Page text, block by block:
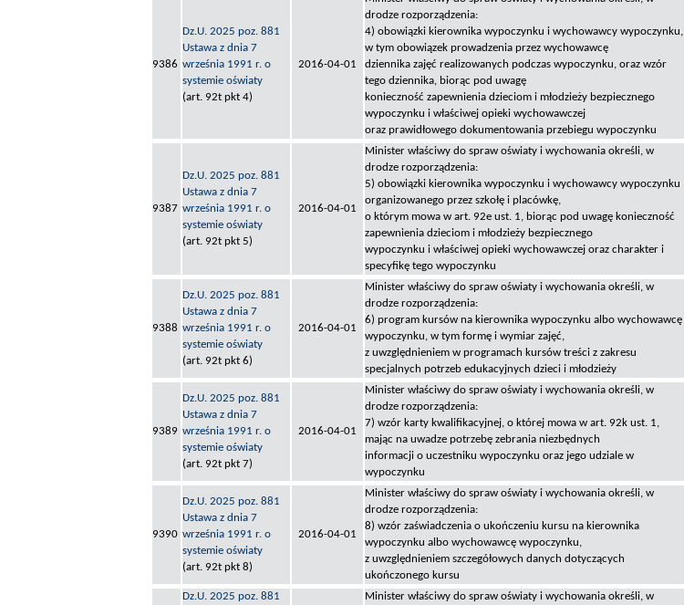
9386
Dz.U. 2025 poz. 881
Ustawa z dnia 7
września 1991 r. o
systemie oświaty
(art. 92t pkt 4)
2016-04-01
drodze rozporządzenia:
4) obowiązki kierownika wypoczynku i wychowawcy wypoczynku,
w tym obowiązek prowadzenia przez wychowawcę
dziennika zajęć realizowanych podczas wypoczynku, oraz wzór
tego dziennika, biorąc pod uwagę
konieczność zapewnienia dzieciom i młodzieży bezpiecznego
wypoczynku i właściwej opieki wychowawczej
oraz prawidłowego dokumentowania przebiegu wypoczynku
9387
Dz.U. 2025 poz. 881
Ustawa z dnia 7
września 1991 r. o
systemie oświaty
(art. 92t pkt 5)
2016-04-01
Minister właściwy do spraw oświaty i wychowania określi, w
drodze rozporządzenia:
5) obowiązki kierownika wypoczynku i wychowawcy wypoczynku
organizowanego przez szkołę i placówkę,
o którym mowa w art. 92e ust. 1, biorąc pod uwagę konieczność
zapewnienia dzieciom i młodzieży bezpiecznego
wypoczynku i właściwej opieki wychowawczej oraz charakter i
specyfikę tego wypoczynku
9388
Dz.U. 2025 poz. 881
Ustawa z dnia 7
września 1991 r. o
systemie oświaty
(art. 92t pkt 6)
2016-04-01
Minister właściwy do spraw oświaty i wychowania określi, w
drodze rozporządzenia:
6) program kursów na kierownika wypoczynku albo wychowawcę
wypoczynku, w tym formę i wymiar zajęć,
z uwzględnieniem w programach kursów treści z zakresu
specjalnych potrzeb edukacyjnych dzieci i młodzieży
9389
Dz.U. 2025 poz. 881
Ustawa z dnia 7
września 1991 r. o
systemie oświaty
(art. 92t pkt 7)
2016-04-01
Minister właściwy do spraw oświaty i wychowania określi, w
drodze rozporządzenia:
7) wzór karty kwalifikacyjnej, o której mowa w art. 92k ust. 1,
mając na uwadze potrzebę zebrania niezbędnych
informacji o uczestniku wypoczynku oraz jego udziale w
wypoczynku
9390
Dz.U. 2025 poz. 881
Ustawa z dnia 7
września 1991 r. o
systemie oświaty
(art. 92t pkt 8)
2016-04-01
Minister właściwy do spraw oświaty i wychowania określi, w
drodze rozporządzenia:
8) wzór zaświadczenia o ukończeniu kursu na kierownika
wypoczynku albo wychowawcę wypoczynku,
z uwzględnieniem szczegółowych danych dotyczących
ukończonego kursu
Dz.U. 2025 poz. 881
Minister właściwy do spraw oświaty i wychowania określi, w